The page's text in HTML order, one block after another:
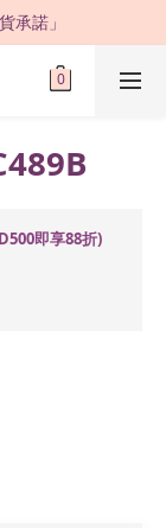
88 折 !
承諾」
88 折 !
即享88折)